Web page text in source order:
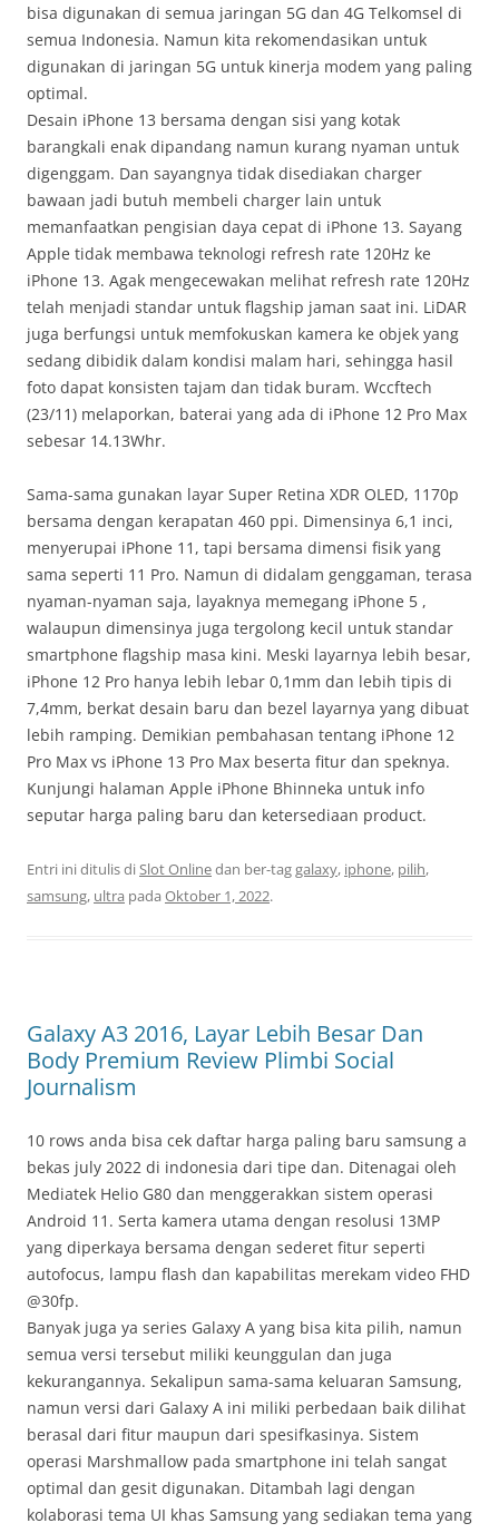
bisa digunakan di semua jaringan 5G dan 4G Telkomsel di
semua Indonesia. Namun kita rekomendasikan untuk
digunakan di jaringan 5G untuk kinerja modem yang paling
optimal.
Desain iPhone 13 bersama dengan sisi yang kotak
barangkali enak dipandang namun kurang nyaman untuk
digenggam. Dan sayangnya tidak disediakan charger
bawaan jadi butuh membeli charger lain untuk
memanfaatkan pengisian daya cepat di iPhone 13. Sayang
Apple tidak membawa teknologi refresh rate 120Hz ke
iPhone 13. Agak mengecewakan melihat refresh rate 120Hz
telah menjadi standar untuk flagship jaman saat ini. LiDAR
juga berfungsi untuk memfokuskan kamera ke objek yang
sedang dibidik dalam kondisi malam hari, sehingga hasil
foto dapat konsisten tajam dan tidak buram. Wccftech
(23/11) melaporkan, baterai yang ada di iPhone 12 Pro Max
sebesar 14.13Whr.
Sama-sama gunakan layar Super Retina XDR OLED, 1170p
bersama dengan kerapatan 460 ppi. Dimensinya 6,1 inci,
menyerupai iPhone 11, tapi bersama dimensi fisik yang
sama seperti 11 Pro. Namun di didalam genggaman, terasa
nyaman-nyaman saja, layaknya memegang iPhone 5 ,
walaupun dimensinya juga tergolong kecil untuk standar
smartphone flagship masa kini. Meski layarnya lebih besar,
iPhone 12 Pro hanya lebih lebar 0,1mm dan lebih tipis di
7,4mm, berkat desain baru dan bezel layarnya yang dibuat
lebih ramping. Demikian pembahasan tentang iPhone 12
Pro Max vs iPhone 13 Pro Max beserta fitur dan speknya.
Kunjungi halaman Apple iPhone Bhinneka untuk info
seputar harga paling baru dan ketersediaan product.
Entri ini ditulis diSlot Onlinedan ber-taggalaxy, iphone, pilih,
samsung, ultra pada Oktober 1, 2022.
Galaxy A3 2016, Layar Lebih Besar Dan
Body Premium Review Plimbi Social
Journalism
10 rows anda bisa cek daftar harga paling baru samsung a
bekas july 2022 di indonesia dari tipe dan. Ditenagai oleh
Mediatek Helio G80 dan menggerakkan sistem operasi
Android 11. Serta kamera utama dengan resolusi 13MP
yang diperkaya bersama dengan sederet fitur seperti
autofocus, lampu flash dan kapabilitas merekam video FHD
@30fp.
Banyak juga ya series Galaxy A yang bisa kita pilih, namun
semua versi tersebut miliki keunggulan dan juga
kekurangannya. Sekalipun sama-sama keluaran Samsung,
namun versi dari Galaxy A ini miliki perbedaan baik dilihat
berasal dari fitur maupun dari spesifkasinya. Sistem
operasi Marshmallow pada smartphone ini telah sangat
optimal dan gesit digunakan. Ditambah lagi dengan
kolaborasi tema UI khas Samsung yang sediakan tema yang